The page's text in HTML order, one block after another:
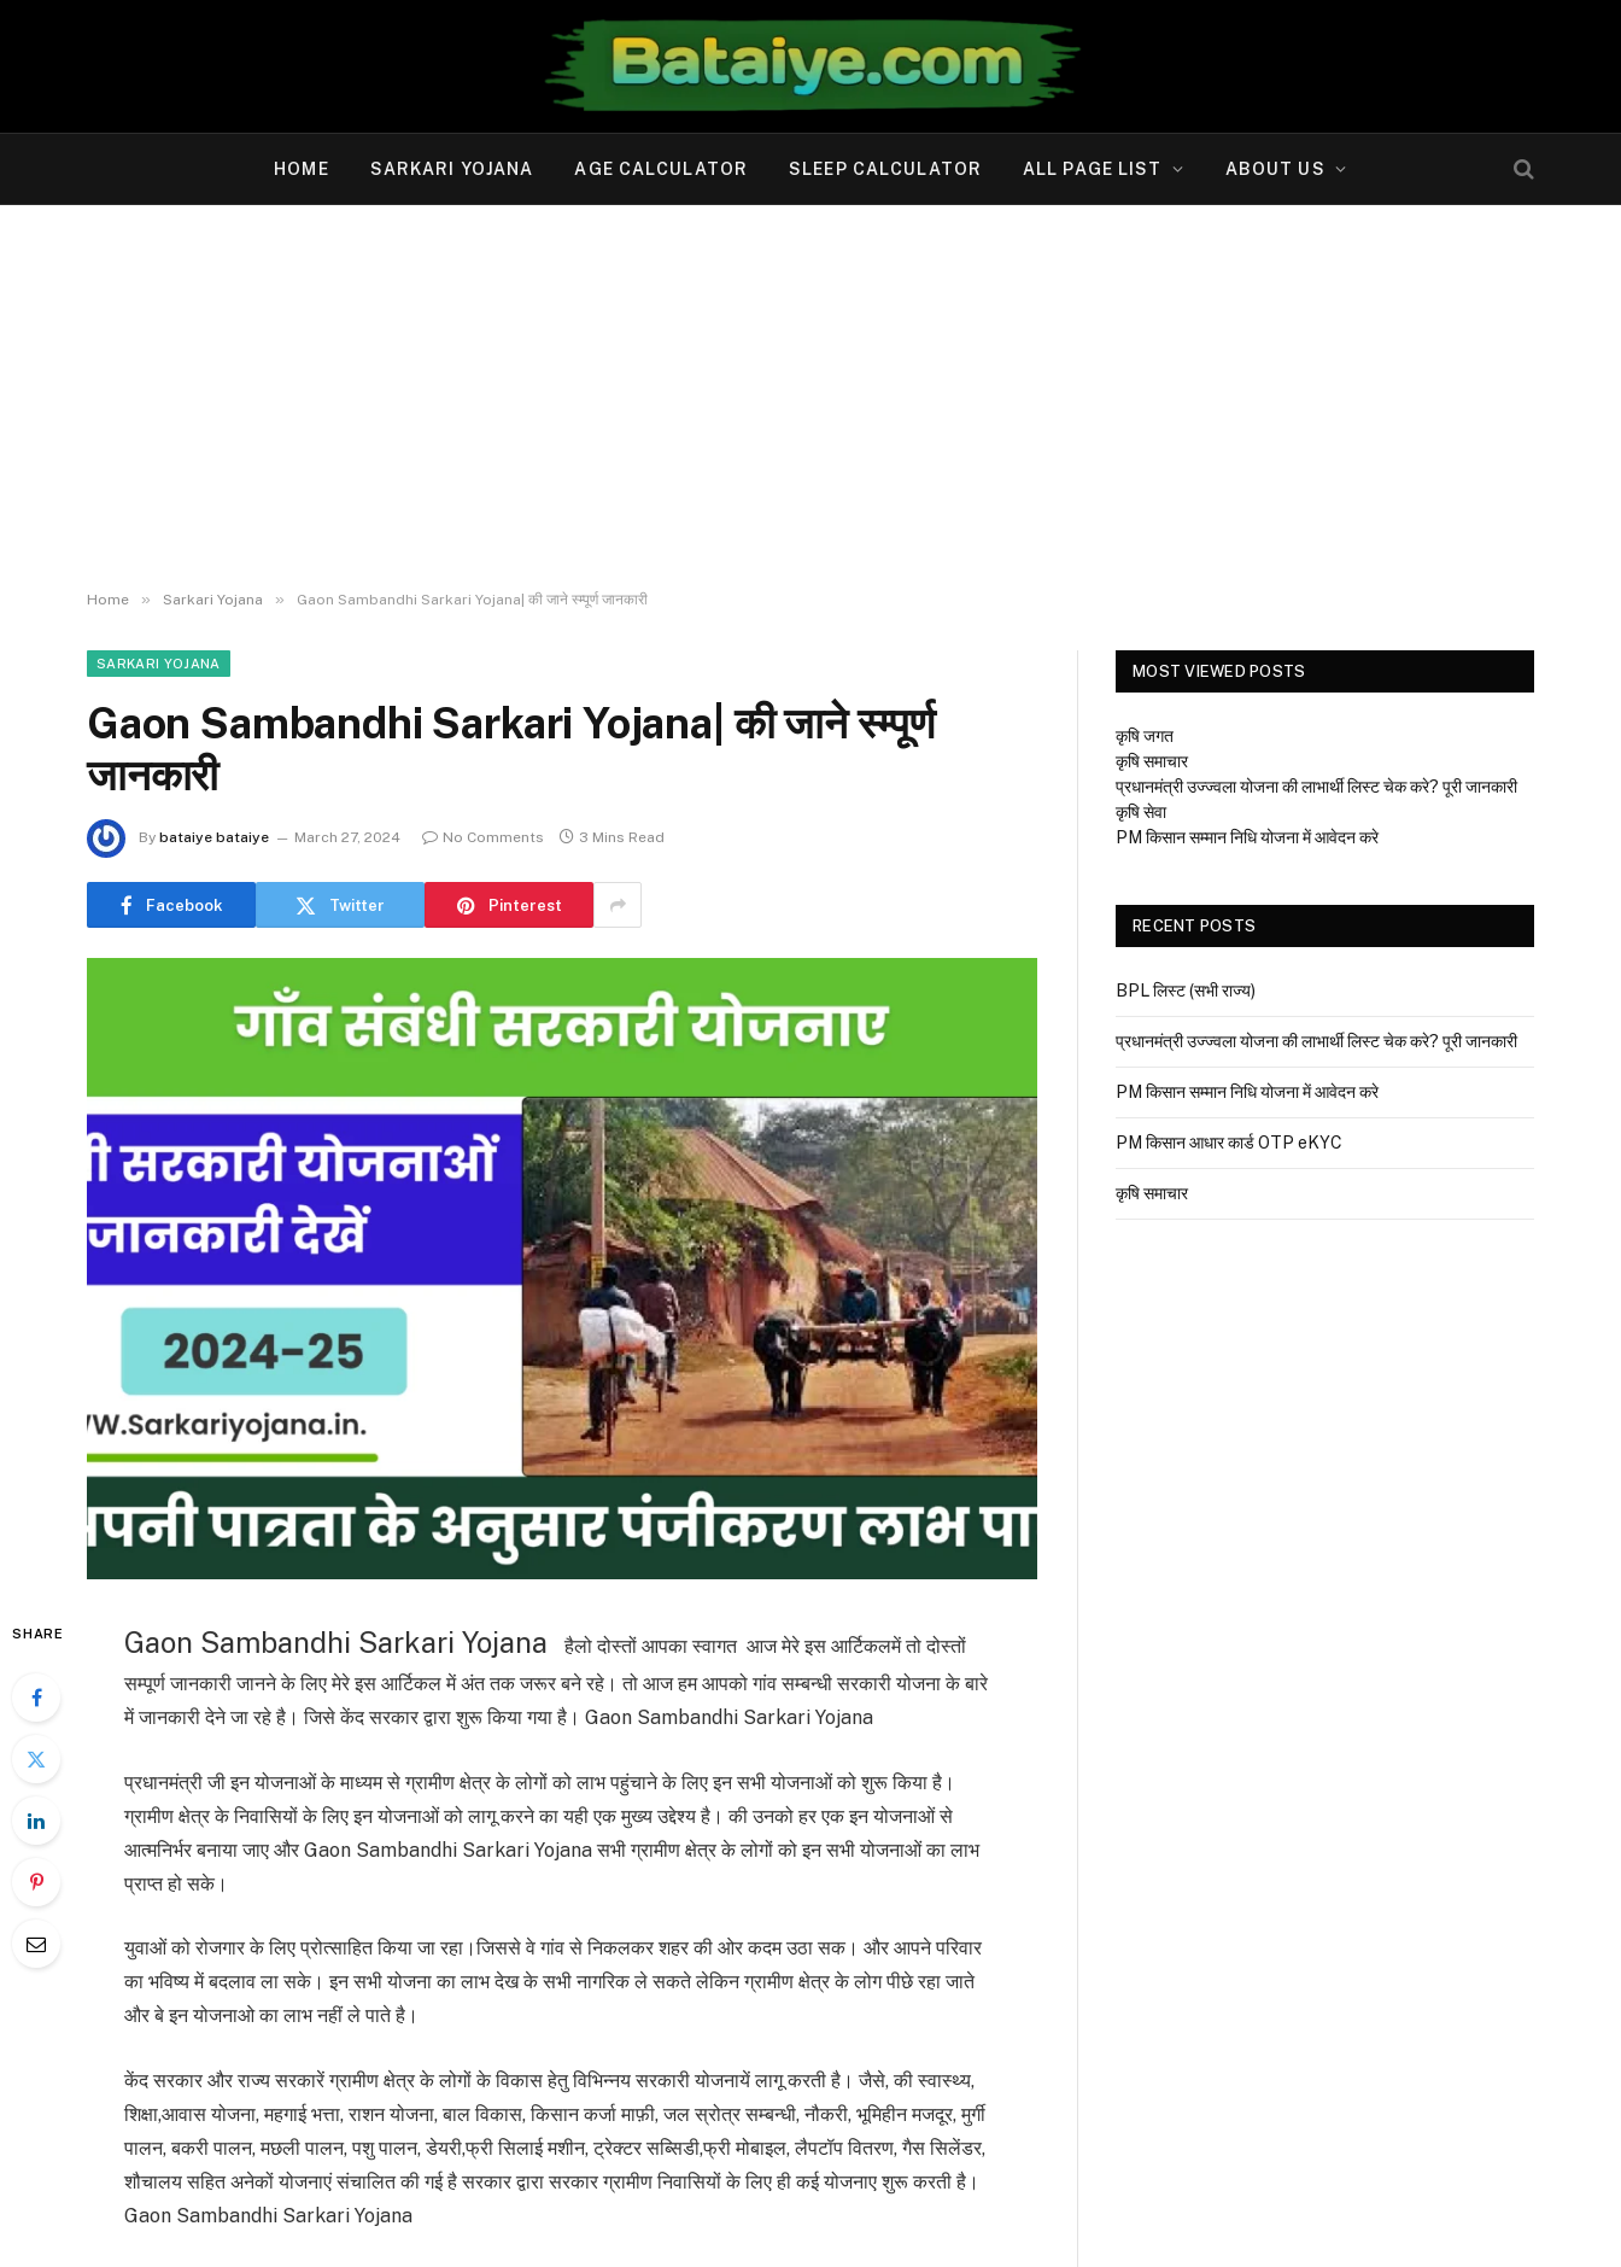
HOME SARKARI YOJANA AGE CALCULATOR SLEEP CALCULATOR ALL PAGE LIST ABOUT US
Home » Sarkari Yojana » Gaon Sambandhi Sarkari Yojana| की जाने स्म्पूर्ण जानकारी
SARKARI YOJANA
Gaon Sambandhi Sarkari Yojana| की जाने स्म्पूर्ण
जानकारी
By bataiye bataiye March 27, 2024 No Comments 3 Mins Read
Facebook Twitter Pinterest
SHARE Gaon Sambandhi Sarkari Yojana
हैलो दोस्तों आपका स्वागत आज मेरे इस आर्टिकलमें तो दोस्तों
सम्पूर्ण जानकारी जानने के लिए मेरे इस आर्टिकल में अंत तक जरूर बने रहे। तो आज हम आपको गांव सम्बन्धी सरकारी योजना के बारे
में जानकारी देने जा रहे है। जिसे केंद सरकार द्वारा शुरू किया गया है। Gaon Sambandhi Sarkari Yojana
प्रधानमंत्री जी इन योजनाओं के माध्यम से ग्रामीण क्षेत्र के लोगों को लाभ पहुंचाने के लिए इन सभी योजनाओं को शुरू किया है।
ग्रामीण क्षेत्र के निवासियों के लिए इन योजनाओं को लागू करने का यही एक मुख्य उद्देश्य है। की उनको हर एक इन योजनाओं से
आत्मनिर्भर बनाया जाए और Gaon Sambandhi Sarkari Yojana सभी ग्रामीण क्षेत्र के लोगों को इन सभी योजनाओं का लाभ
प्राप्त हो सके।
युवाओं को रोजगार के लिए प्रोत्साहित किया जा रहा।जिससे वे गांव से निकलकर शहर की ओर कदम उठा सक। और आपने परिवार
का भविष्य में बदलाव ला सके। इन सभी योजना का लाभ देख के सभी नागरिक ले सकते लेकिन ग्रामीण क्षेत्र के लोग पीछे रहा जाते
और बे इन योजनाओ का लाभ नहीं ले पाते है।
केंद सरकार और राज्य सरकारें ग्रामीण क्षेत्र के लोगों के विकास हेतु विभिन्नय सरकारी योजनायें लागू करती है। जैसे, की स्वास्थ्य,
शिक्षा,आवास योजना, महगाई भत्ता, राशन योजना, बाल विकास, किसान कर्जा माफ़ी, जल स्रोत्र सम्बन्धी, नौकरी, भूमिहीन मजदूर, मुर्गी
पालन, बकरी पालन, मछली पालन, पशु पालन, डेयरी,फ्री सिलाई मशीन, ट्रेक्टर सब्सिडी,फ्री मोबाइल, लैपटॉप वितरण, गैस सिलेंडर,
शौचालय सहित अनेकों योजनाएं संचालित की गई है सरकार द्वारासरकार ग्रामीण निवासियों के लिए ही कई योजनाए शुरू करती है।
Gaon Sambandhi Sarkari Yojana
MOST VIEWED POSTS
कृषि जगत
कृषि समाचार
प्रधानमंत्री उज्ज्वला योजना की लाभार्थी लिस्ट चेक करे? पूरी जानकारी
कृषि सेवा
PM किसान सम्मान निधि योजना में आवेदन करे
RECENT POSTS
BPL लिस्ट (सभी राज्य)
प्रधानमंत्री उज्ज्वला योजना की लाभार्थी लिस्ट चेक करे? पूरी जानकारी
PM किसान सम्मान निधि योजना में आवेदन करे
PM किसान आधार कार्ड OTP eKYC
कृषि समाचार